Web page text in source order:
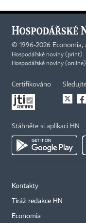
© 1996-2026 Economia,
Hospodářské noviny (print)
Hospodářské noviny
Certifikováno
Stáhněte si aplikaci HN
Kontakty
Tiráž redakce HN
Economia